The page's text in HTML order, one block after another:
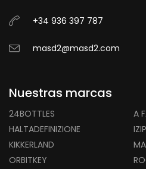
+34 936 397 787
masd2@masd2.com
Nuestras marcas
24BOTTLES
A
HALTADEFINIZIONE
KIKKERLAND
ORBITKEY